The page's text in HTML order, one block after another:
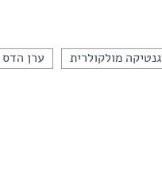
גנטיקה מולקולרית ערן הדס